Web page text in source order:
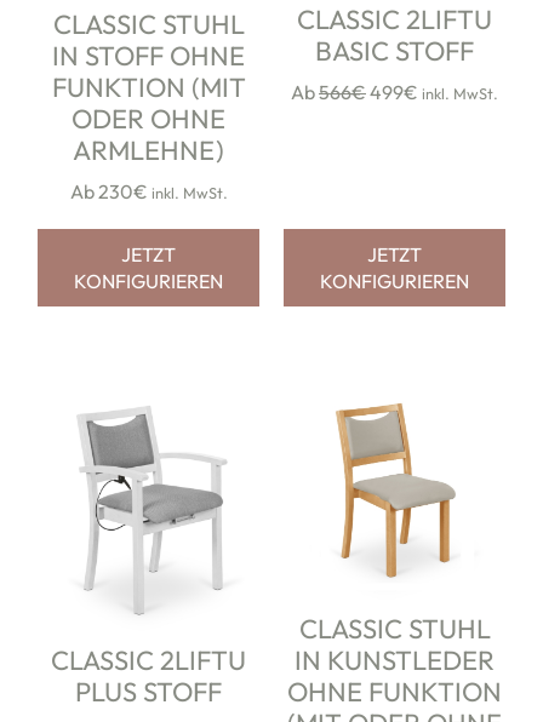
CLASSIC STUHL
IN STOFF OHNE
FUNKTION (MIT
ODER OHNE
ARMLEHNE)
Ab 230€ inkl. MwSt.
JETZT
KONFIGURIEREN
CLASSIC 2LIFTU
BASIC STOFF
Ab566€499€ inkl. MwSt.
JETZT
KONFIGURIEREN
CLASSIC 2LIFTU
PLUS STOFF
CLASSIC STUHL
IN KUNSTLEDER
OHNE FUNKTION